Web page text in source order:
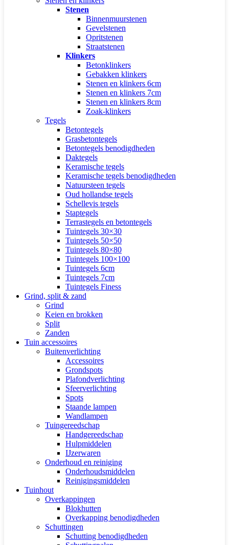
Stenen
Binnenmuurstenen
Gevelstenen
Opritstenen
Straatstenen
Klinkers
Betonklinkers
Gebakken klinkers
Stenen en klinkers 6cm
Stenen en klinkers 7cm
Stenen en klinkers 8cm
Zoak-klinkers
Tegels
Betontegels
Grasbetontegels
Betontegels benodigdheden
Daktegels
Keramische tegels
Keramische tegels benodigdheden
Natuursteen tegels
Oud hollandse tegels
Schellevis tegels
Staptegels
Terrastegels en betontegels
Tuintegels 30×30
Tuintegels 50×50
Tuintegels 80×80
Tuintegels 100×100
Tuintegels 6cm
Tuintegels 7cm
Tuintegels Finess
Grind, split & zand
Grind
Keien en brokken
Split
Zanden
Tuin accessoires
Buitenverlichting
Accessoires
Grondspots
Plafondverlichting
Sfeerverlichting
Spots
Staande lampen
Wandlampen
Tuingereedschap
Handgereedschap
Hulpmiddelen
IJzerwaren
Onderhoud en reiniging
Onderhoudsmiddelen
Reinigingsmiddelen
Tuinhout
Overkappingen
Blokhutten
Overkapping benodigdheden
Schuttingen
Schutting benodigdheden